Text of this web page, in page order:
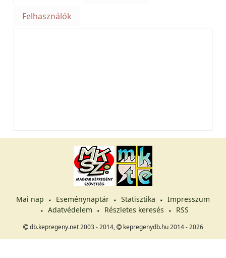
Felhasználók
Mai nap Eseménynaptár Statisztika
Impresszum
Adatvédelem
Részletes keresés RSS
db.kepregeny.net 2003 - 2014, kepregenydb.hu 2014 - 2026